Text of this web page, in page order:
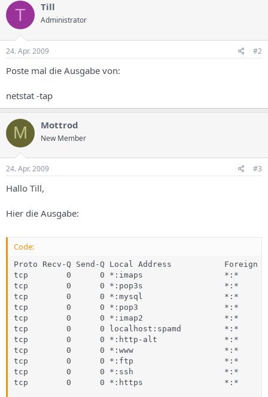
T Till
Administrator
24. Apr. 2009 #2
Poste mal die Ausgabe von:
netstat -tap
M Mottrod
New Member
24. Apr. 2009 #3
Hallo Till,
Hier die Ausgabe:
Code:
Proto Recv-Q Send-Q Local Address
tcp        0      0 *:imaps                 *:*
tcp        0      0 *:pop3s                 *:*
tcp        0      0 *:mysql                 *:*
tcp        0      0 *:pop3                  *:*
tcp        0      0 *:imap2                 *:*
tcp        0      0 localhost:spamd         *:*
tcp        0      0 *:http-alt              *:*
tcp        0      0 *:www                   *:*
tcp        0      0 *:ftp                   *:*
tcp        0      0 *:ssh                   *:*
tcp        0      0 *:https                 *:*